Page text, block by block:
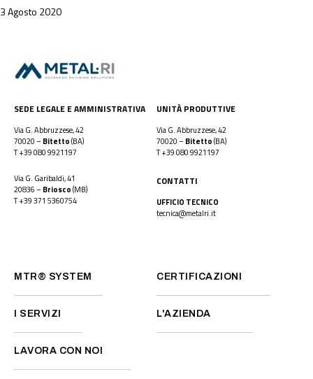
3 Agosto 2020
SEDE LEGALE E AMMINISTRATIVA
Via G. Abbruzzese, 42
70020 –Bitetto(BA)
T+39 080 9921197
UNITÀ PRODUTTIVE
Via G. Abbruzzese, 42
70020 –Bitetto(BA)
T+39 080 9921197
Via G. Garibaldi, 41
20836 –Briosco(MB)
T+39 371 5360754
CONTATTI
UFFICIO TECNICO
tecnica@metalri.it
MTR® SYSTEM CERTIFICAZIONI
I SERVIZI L'AZIENDA
LAVORA CON NOI